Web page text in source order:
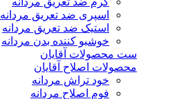
اسپری ضد تعریق مردانه
استیک ضد تعریق مردانه
خوشبو کننده بدن مردانه
ست محصولات آقایان
محصولات اصلاح آقایان
خود تراش مردانه
فوم اصلاح مردانه